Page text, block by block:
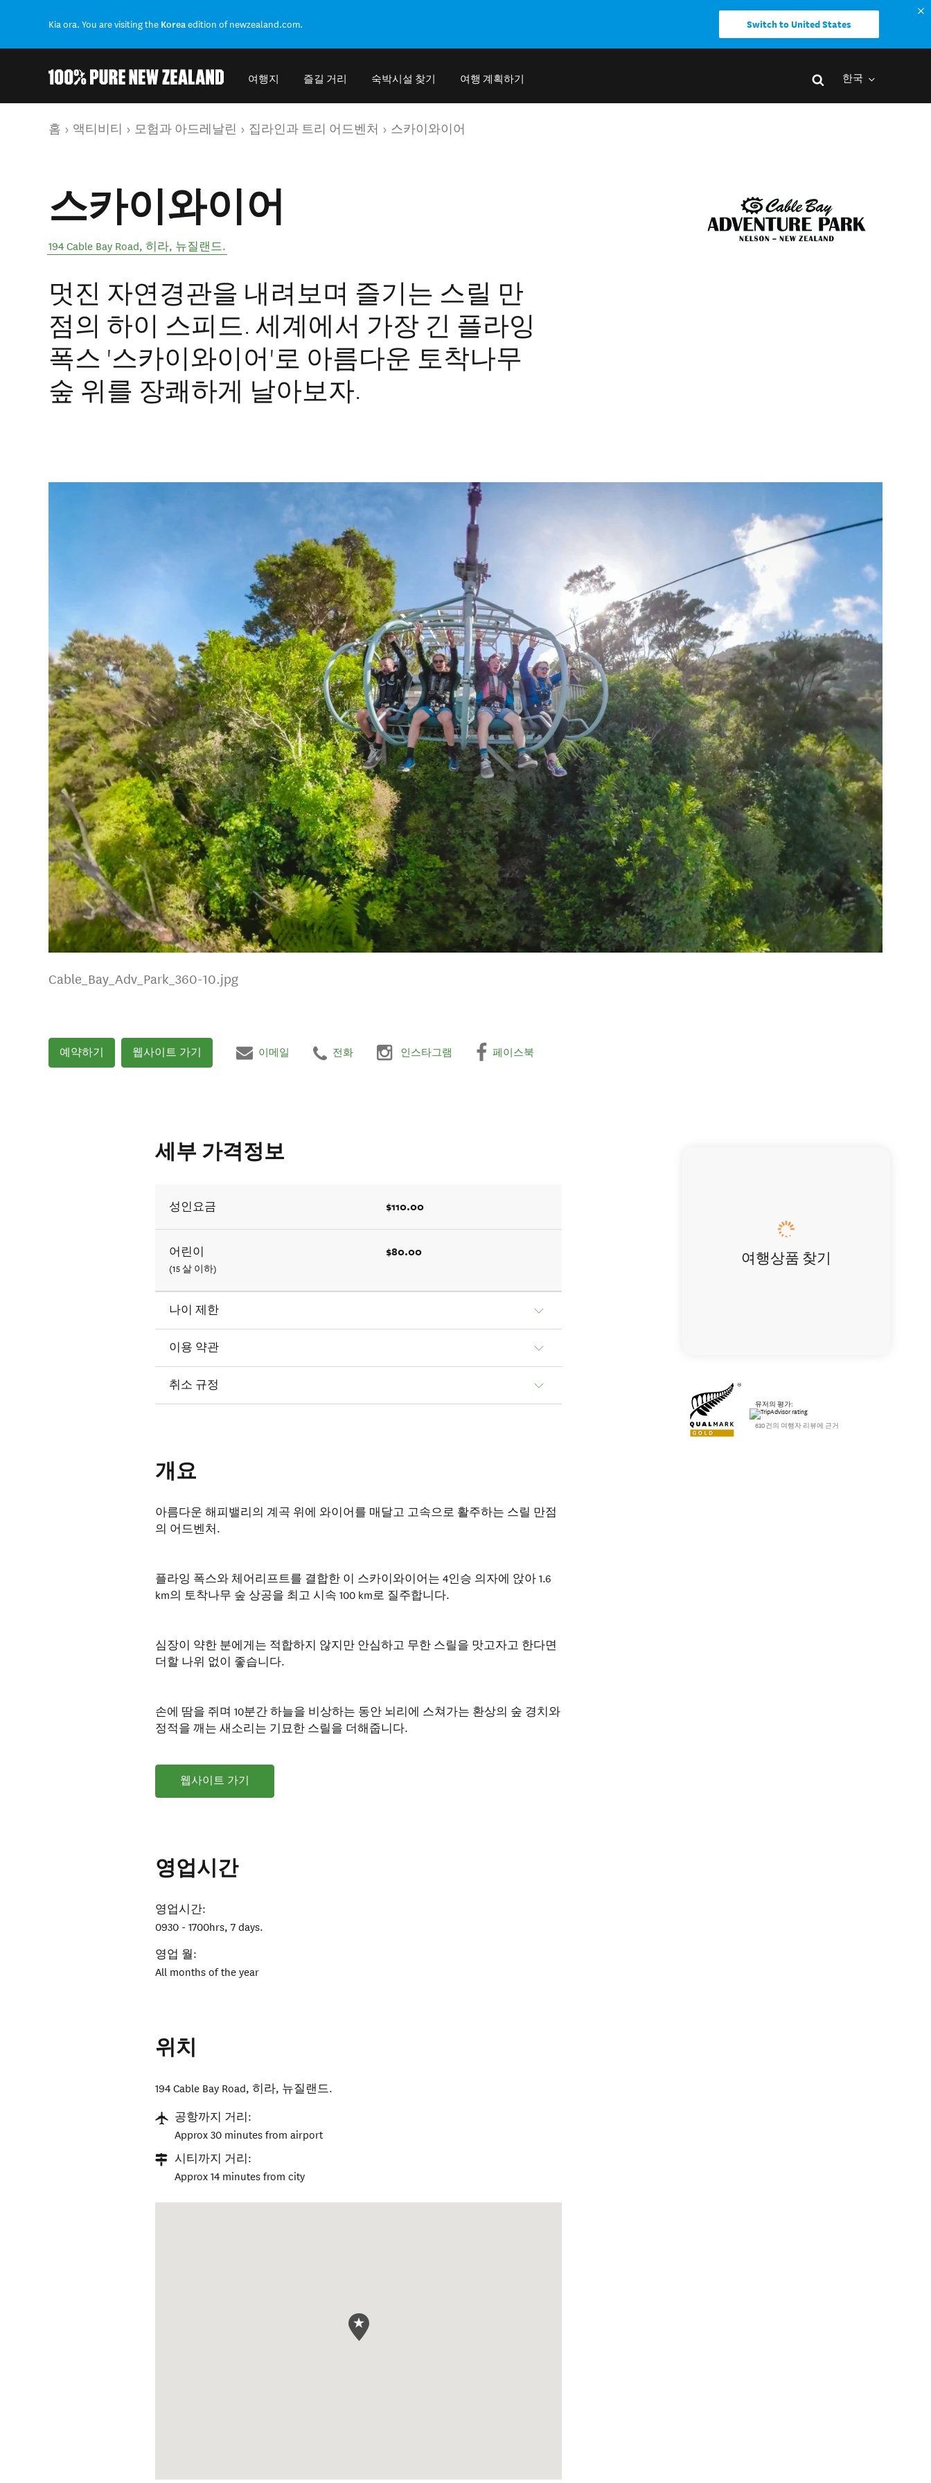
Kia ora. You are visiting the Koreaedition of newzealand.com. Switch to United States
여행지 즐길 거리 숙박시설 찾기 여행 계획하기 한국
현재 페이지
홈 액티비티 모험과 아드레날린 집라인과 트리 어드벤처 스카이와이어
스카이와이어
194 Cable Bay Road, 히라, 뉴질랜드.
멋진 자연경관을 내려보며 즐기는 스릴 만
점의 하이 스피드. 세계에서 가장 긴 플라잉
폭스 '스카이와이어'로 아름다운 토착나무
숲 위를 장쾌하게 날아보자.
Cable_Bay_Adv_Park_360-10.jpg
예약하기 웹사이트 가기 이메일 전화 인스타그램 페이스북
세부 가격정보
성인요금 $110.00
어린이
(15 살 이하)
$80.00
나이 제한
이용 약관
취소 규정
개요
아름다운 해피밸리의 계곡 위에 와이어를 매달고 고속으로 활주하는 스릴 만점
의 어드벤처.
플라잉 폭스와 체어리프트를 결합한 이 스카이와이어는 4인승 의자에 앉아 1.6
km의 토착나무 숲 상공을 최고 시속 100 km로 질주합니다.
심장이 약한 분에게는 적합하지 않지만 안심하고 무한 스릴을 맛고자고 한다면
더할 나위 없이 좋습니다.
손에 땀을 쥐며 10분간 하늘을 비상하는 동안 뇌리에 스쳐가는 환상의 숲 경치와
정적을 깨는 새소리는 기묘한 스릴을 더해줍니다.
웹사이트 가기
영업시간
영업시간:
0930 - 1700hrs, 7 days.
영업 월:
All months of the year
위치
194 Cable Bay Road,히라, 뉴질랜드.
공항까지 거리:
Approx 30 minutes from airport
시티까지 거리:
Approx 14 minutes from city
여행상품 찾기
유저의 평가:
630건의 여행자 리뷰에 근거